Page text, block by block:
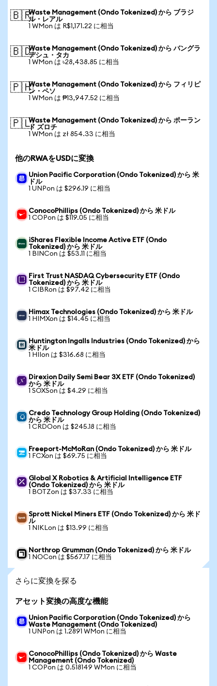
🇧🇷Waste Management (Ondo Tokenized) から ブラジ
ル・レアル
1 WMon は R$1,171.22 に相当
🇧🇩Waste Management (Ondo Tokenized) から バングラ
デシュ・タカ
1 WMon は ৳28,438.85 に相当
🇵🇭Waste Management (Ondo Tokenized) から フィリピ
ン・ペソ
1 WMon は ₱13,947.52 に相当
🇵🇱Waste Management (Ondo Tokenized) から ポーラン
ド ズロチ
1 WMon は zł 854.33 に相当
他のRWAをUSDに変換
Union Pacific Corporation (Ondo Tokenized) から 米
ドル
1 UNPon は $296.19 に相当
ConocoPhillips (Ondo Tokenized) から 米ドル
1 COPon は $119.05 に相当
iShares Flexible Income Active ETF (Ondo
Tokenized) から 米ドル
1 BINCon は $53.11 に相当
First Trust NASDAQ Cybersecurity ETF (Ondo
Tokenized) から 米ドル
1 CIBRon は $97.42 に相当
Himax Technologies (Ondo Tokenized) から 米ドル
1 HIMXon は $14.45 に相当
Huntington Ingalls Industries (Ondo Tokenized) から
米ドル
1 HIIon は $316.68 に相当
Direxion Daily Semi Bear 3X ETF (Ondo Tokenized)
から 米ドル
1 SOXSon は $4.29 に相当
Credo Technology Group Holding (Ondo Tokenized)
から 米ドル
1 CRDOon は $245.18 に相当
Freeport-McMoRan (Ondo Tokenized) から 米ドル
1 FCXon は $69.75 に相当
Global X Robotics & Artificial Intelligence ETF
(Ondo Tokenized) から 米ドル
1 BOTZon は $37.33 に相当
Sprott Nickel Miners ETF (Ondo Tokenized) から 米ド
ル
1 NIKLon は $13.99 に相当
Northrop Grumman (Ondo Tokenized) から 米ドル
1 NOCon は $567.17 に相当
さらに変換を探る
アセット変換の高度な機能
Union Pacific Corporation (Ondo Tokenized) から
Waste Management (Ondo Tokenized)
1 UNPon は 1.2891 WMon に相当
ConocoPhillips (Ondo Tokenized) から Waste
Management (Ondo Tokenized)
1 COPon は 0.518149 WMon に相当